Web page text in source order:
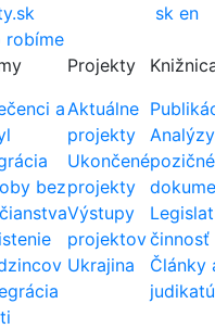
sk en
robíme
a
bez
Projekty
Aktuálne
projekty
Ukončené
projekty
Výstupy
projektov
Ukrajina
pozičné
činnosť
Články